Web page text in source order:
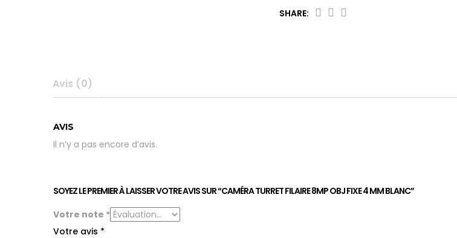
fixe
SHARE:
Avis (0)
AVIS
Il n’y a pas encore d’avis.
SOYEZ LE PREMIER À LAISSER VOTRE AVIS SUR “CAMÉRA TURRET FILAIRE 8MP OBJ FIXE 4 MM BLANC”
Votre note *
Votre avis *